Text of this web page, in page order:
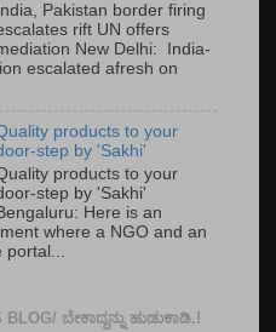
India, Pakistan border firing
rift UN offers
New Delhi: India-
escalated afresh on
products to your
step by 'Sakhi'
products to your
step by 'Sakhi'
Here is an
where a NGO and an
ಬೇಕಾದ್ದನ್ನು ಹುಡುಕಾಡಿ.!